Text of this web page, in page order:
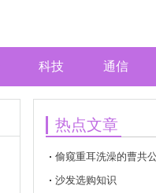
科技 通信
热点文章
偷窥重耳洗澡的曹共
沙发选购知识